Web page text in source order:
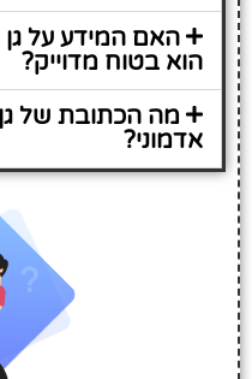
האם המידע על גן
הוא בטוח מדוייק?
מה הכתובת של גן
אדמוני?